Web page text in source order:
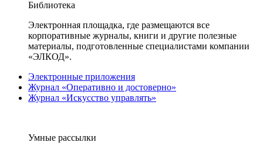
Библиотека
Электронная площадка, где размещаются все
корпоративные журналы, книги и другие полезные
материалы, подготовленные специалистами компании
«ЭЛКОД».
Электронные приложения
Журнал «Оперативно и достоверно»
Журнал «Искусство управлять»
Умные рассылки